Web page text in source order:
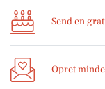
Send en
Opret